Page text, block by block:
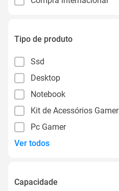
Tipo de produto
Ssd
Desktop
Notebook
Kit de Acessórios Gamer
Pc Gamer
Ver todos
Capacidade